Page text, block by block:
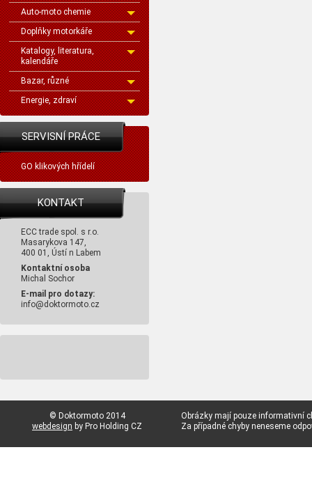
Auto-moto chemie
Doplňky motorkáře
Katalogy, literatura,
kalendáře
Bazar, různé
Energie, zdraví
SERVISNÍ PRÁCE
GO klikových hřídelí
KONTAKT
ECC trade spol. s r.o.
Masarykova 147,
400 01, Ústí n Labem
Kontaktní osoba
Michal Sochor
E-mail pro dotazy:
info@doktormoto.cz
© Doktormoto 2014
webdesign by Pro Holding CZ
Obrázky mají pouze informativní
Za případné chyby neneseme